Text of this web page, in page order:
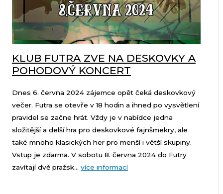
KLUB FUTRA ZVE NA DESKOVKY A
POHODOVÝ KONCERT
Dnes 6. června 2024 zájemce opět čeká deskovkový
večer. Futra se otevře v 18 hodin a ihned po vysvětlení
pravidel se začne hrát. Vždy je v nabídce jedna
složitější a delší hra pro deskovkové fajnšmekry, ale
také mnoho klasických her pro menší i větší skupiny.
Vstup je zdarma. V sobotu 8. června 2024 do Futry
zavítají dvě pražsk... více informací